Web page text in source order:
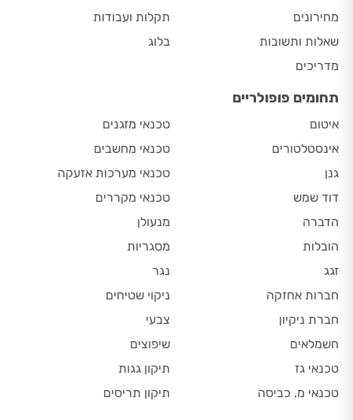
מחירונים
שאלות ותשובות
מדריכים
תקלות ועבודות
בלוג
תחומים פופולריים
איטום
אינסטלטורים
גנן
דוד שמש
הדברה
הובלות
זגג
חברות אחזקה
חברת ניקיון
חשמלאים
טכנאי גז
טכנאי מ. כביסה
טכנאי מזגנים
טכנאי מחשבים
טכנאי מערכות אזעקה
טכנאי מקררים
מנעולן
מסגריות
נגר
ניקוי שטיחים
צבעי
שיפוצים
תיקון גגות
תיקון תריסים